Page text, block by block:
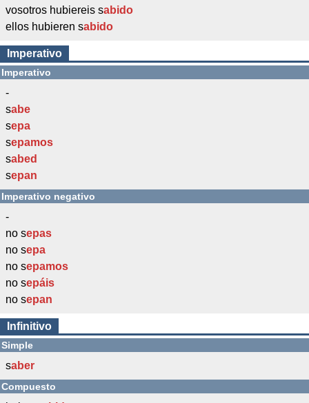
vosotros hubiereis sabido
ellos hubieren sabido
Imperativo
Imperativo
-
sabe
sepa
sepamos
sabed
sepan
Imperativo negativo
-
no sepas
no sepa
no sepamos
no sepáis
no sepan
Infinitivo
Simple
saber
Compuesto